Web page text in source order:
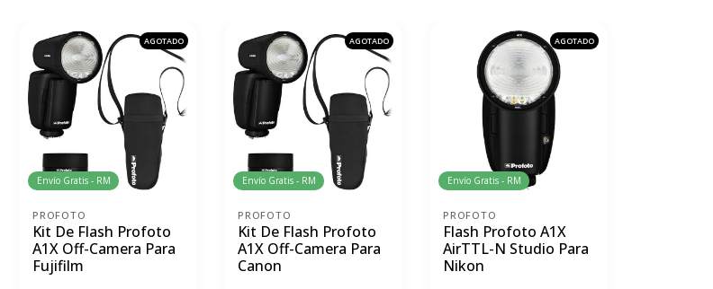
AGOTADO
Envío Gratis - RM
PROFOTO
Kit De Flash Profoto
A1X Off-Camera Para
Fujifilm
AGOTADO
Envío Gratis - RM
PROFOTO
Kit De Flash Profoto
A1X Off-Camera Para
Canon
AGOTADO
Envío Gratis - RM
PROFOTO
Flash Profoto A1X
AirTTL-N Studio Para
Nikon